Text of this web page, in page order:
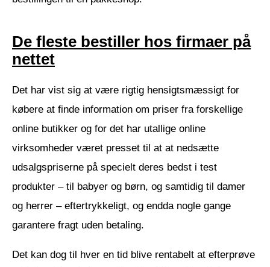
De fleste bestiller hos firmaer på
nettet
Det har vist sig at være rigtig hensigtsmæssigt for
købere at finde information om priser fra forskellige
online butikker og for det har utallige online
virksomheder været presset til at at nedsætte
udsalgspriserne på specielt deres bedst i test
produkter – til babyer og børn, og samtidig til damer
og herrer – eftertrykkeligt, og endda nogle gange
garantere fragt uden betaling.
Det kan dog til hver en tid blive rentabelt at efterprøve